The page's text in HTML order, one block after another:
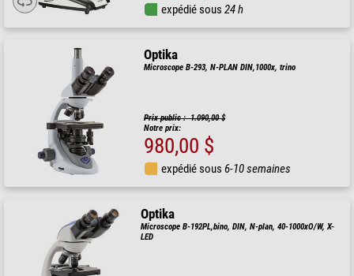
expédié sous24 h
Optika
Microscope B-293, N-PLAN DIN,1000x, trino
Prix public : 1.090,00 $
Notre prix:
980,00 $
expédié sous6-10 semaines
Optika
Microscope B-192PL,bino, DIN, N-plan, 40-1000xO/W, X-
LED